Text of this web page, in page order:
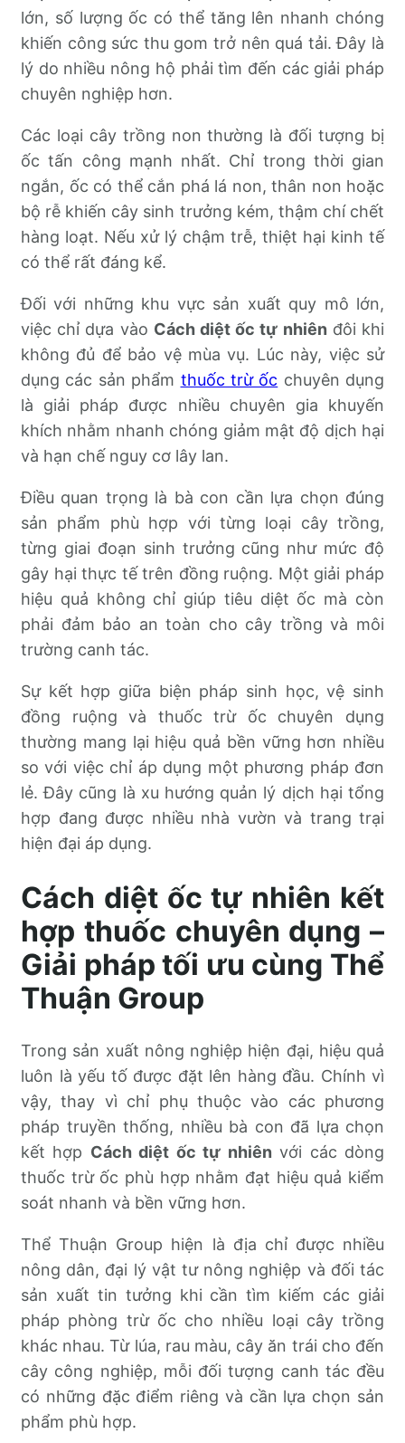
lớn, số lượng ốc có thể tăng lên nhanh chóng
khiến công sức thu gom trở nên quá tải. Đây là
lý do nhiều nông hộ phải tìm đến các giải pháp
chuyên nghiệp hơn.
Các loại cây trồng non thường là đối tượng bị
ốc tấn công mạnh nhất. Chỉ trong thời gian
ngắn, ốc có thể cắn phá lá non, thân non hoặc
bộ rễ khiến cây sinh trưởng kém, thậm chí chết
hàng loạt. Nếu xử lý chậm trễ, thiệt hại kinh tế
có thể rất đáng kể.
Đối với những khu vực sản xuất quy mô lớn,
việc chỉ dựa vào Cách diệt ốc tự nhiên đôi khi
không đủ để bảo vệ mùa vụ. Lúc này, việc sử
dụng các sản phẩm thuốc trừ ốc chuyên dụng
là giải pháp được nhiều chuyên gia khuyến
khích nhằm nhanh chóng giảm mật độ dịch hại
và hạn chế nguy cơ lây lan.
Điều quan trọng là bà con cần lựa chọn đúng
sản phẩm phù hợp với từng loại cây trồng,
từng giai đoạn sinh trưởng cũng như mức độ
gây hại thực tế trên đồng ruộng. Một giải pháp
hiệu quả không chỉ giúp tiêu diệt ốc mà còn
phải đảm bảo an toàn cho cây trồng và môi
trường canh tác.
Sự kết hợp giữa biện pháp sinh học, vệ sinh
đồng ruộng và thuốc trừ ốc chuyên dụng
thường mang lại hiệu quả bền vững hơn nhiều
so với việc chỉ áp dụng một phương pháp đơn
lẻ. Đây cũng là xu hướng quản lý dịch hại tổng
hợp đang được nhiều nhà vườn và trang trại
hiện đại áp dụng.
Cách diệt ốc tự nhiên kết
hợp thuốc chuyên dụng –
Giải pháp tối ưu cùng Thể
Thuận Group
Trong sản xuất nông nghiệp hiện đại, hiệu quả
luôn là yếu tố được đặt lên hàng đầu. Chính vì
vậy, thay vì chỉ phụ thuộc vào các phương
pháp truyền thống, nhiều bà con đã lựa chọn
kết hợp Cách diệt ốc tự nhiên với các dòng
thuốc trừ ốc phù hợp nhằm đạt hiệu quả kiểm
soát nhanh và bền vững hơn.
Thể Thuận Group hiện là địa chỉ được nhiều
nông dân, đại lý vật tư nông nghiệp và đối tác
sản xuất tin tưởng khi cần tìm kiếm các giải
pháp phòng trừ ốc cho nhiều loại cây trồng
khác nhau. Từ lúa, rau màu, cây ăn trái cho đến
cây công nghiệp, mỗi đối tượng canh tác đều
có những đặc điểm riêng và cần lựa chọn sản
phẩm phù hợp.